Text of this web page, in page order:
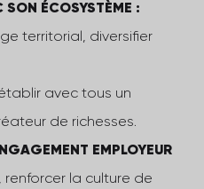
SON ÉCOSYSTÈME :
territorial, diversifier
avec tous un
de richesses.
EMPLOYEUR
renforcer la culture de